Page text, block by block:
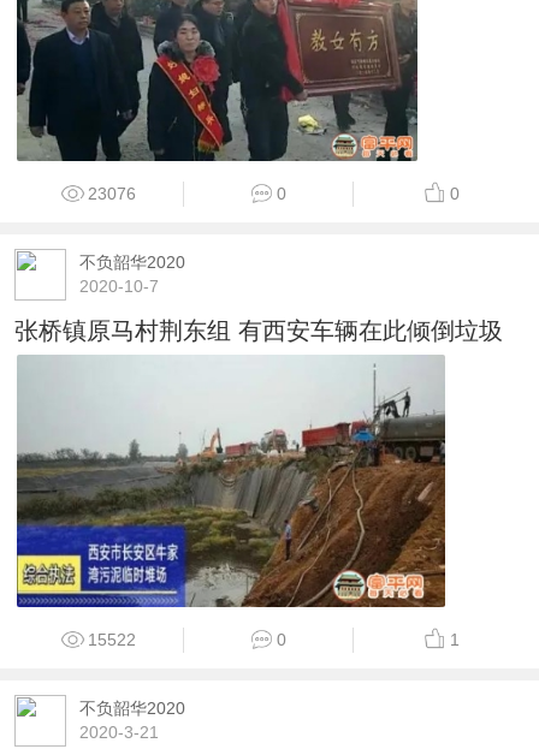
23076 0 0
不负韶华2020
2020-10-7
张桥镇原马村荆东组 有西安车辆在此倾倒垃圾
15522 0 1
不负韶华2020
2020-3-21